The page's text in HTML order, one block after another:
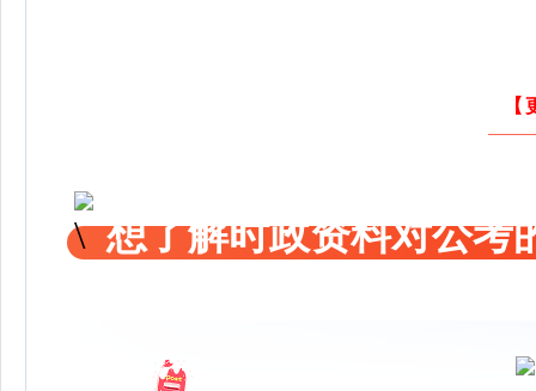
想了解时政资料对公考